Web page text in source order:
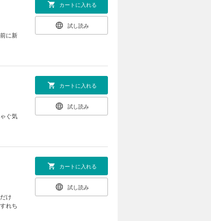
に新
カートに入れる
試し読み
ぐ気
カートに入れる
試し読み
け
れち
カートに入れる
試し読み